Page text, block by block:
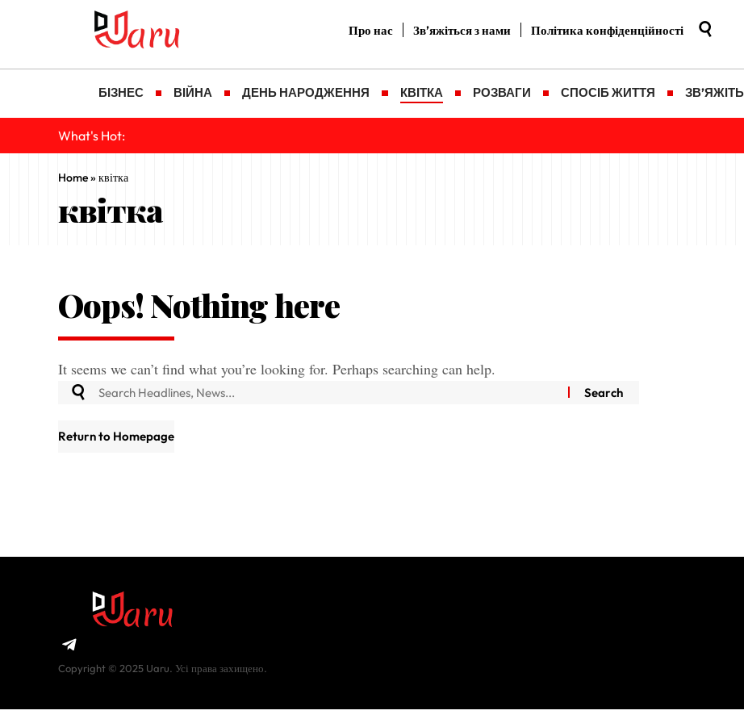
Про нас Зв’яжіться з нами Політика конфіденційності
БІЗНЕС ВІЙНА ДЕНЬ НАРОДЖЕННЯ КВІТКА РОЗВАГИ СПОСІБ ЖИТТЯ
What's Hot:
Home» квітка
квітка
Oops! Nothing here
It seems we can’t find what you’re looking for. Perhaps searching can help.
Return to Homepage
Copyright © 2025 Uaru. Усі права захищено.